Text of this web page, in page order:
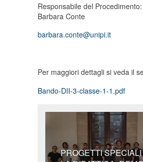
Responsabile del
Barbara Conte
barbara.conte@unipi.it
Per maggiori dettagli si veda il
Bando-DII-3-classe-1-1.pdf
PROGETTI